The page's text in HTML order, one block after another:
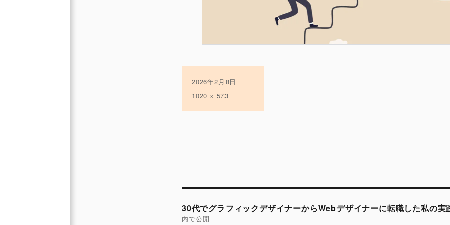
投
稿
2026年2月8日
フ
1020 × 573
稿
30代でグラフィックデザイナーからWebデザイナーに転職した私の実
内で公開